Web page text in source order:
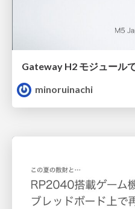
Gateway H2 モジュール
minoruinachi